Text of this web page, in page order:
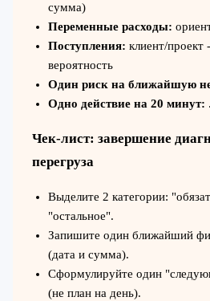
сумма)
Переменные расходы:
Поступления: клиент/
вероятность
Один риск на ближайшую
Одно действие на 20 минут:
Чек-лист: завершение
перегруза
Выделите 2 категории:
"остальное".
Запишите один ближайший
(дата и сумма).
Сформулируйте один
(не план на день).